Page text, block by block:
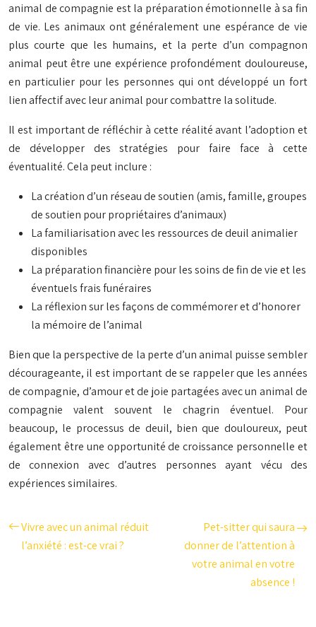
animal de compagnie est la préparation émotionnelle à sa fin
de vie. Les animaux ont généralement une espérance de vie
plus courte que les humains, et la perte d’un compagnon
animal peut être une expérience profondément douloureuse,
en particulier pour les personnes qui ont développé un fort
lien affectif avec leur animal pour combattre la solitude.
Il est important de réfléchir à cette réalité avant l’adoption et
de développer des stratégies pour faire face à cette
éventualité. Cela peut inclure :
La création d’un réseau de soutien (amis, famille, groupes
de soutien pour propriétaires d’animaux)
La familiarisation avec les ressources de deuil animalier
disponibles
La préparation financière pour les soins de fin de vie et les
éventuels frais funéraires
La réflexion sur les façons de commémorer et d’honorer
la mémoire de l’animal
Bien que la perspective de la perte d’un animal puisse sembler
décourageante, il est important de se rappeler que les années
de compagnie, d’amour et de joie partagées avec un animal de
compagnie valent souvent le chagrin éventuel. Pour
beaucoup, le processus de deuil, bien que douloureux, peut
également être une opportunité de croissance personnelle et
de connexion avec d’autres personnes ayant vécu des
expériences similaires.
Vivre avec un animal réduit
l’anxiété : est-ce vrai ?
Pet-sitter qui saura
donner de l’attention à
votre animal en votre
absence !